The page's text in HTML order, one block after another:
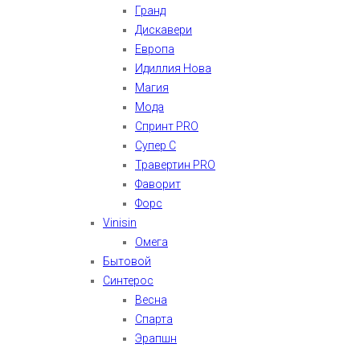
Гранд
Дискавери
Европа
Идиллия Нова
Магия
Мода
Спринт PRO
Супер С
Травертин PRO
Фаворит
Форс
Vinisin
Омега
Бытовой
Синтерос
Весна
Спарта
Эрапшн